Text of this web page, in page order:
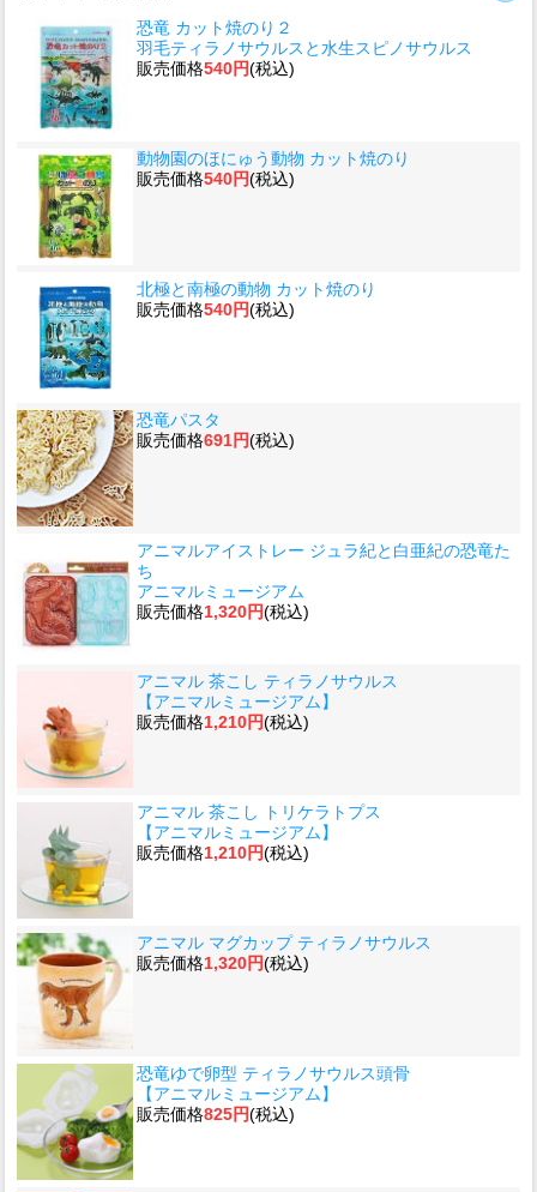
恐竜 カット焼のり２
羽毛ティラノサウルスと水生スピノサウルス
販売価格540円(税込)
動物園のほにゅう動物 カット焼のり
販売価格540円(税込)
北極と南極の動物 カット焼のり
販売価格540円(税込)
恐竜パスタ
販売価格691円(税込)
アニマルアイストレー ジュラ紀と白亜紀の恐竜た
ち
アニマルミュージアム
販売価格1,320円(税込)
アニマル 茶こし ティラノサウルス
【アニマルミュージアム】
販売価格1,210円(税込)
アニマル 茶こし トリケラトプス
【アニマルミュージアム】
販売価格1,210円(税込)
アニマル マグカップ ティラノサウルス
販売価格1,320円(税込)
恐竜ゆで卵型 ティラノサウルス頭骨
【アニマルミュージアム】
販売価格825円(税込)